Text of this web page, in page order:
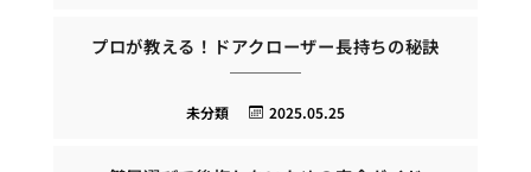
プロが教える！ドアクローザー長持ちの秘訣
2025.05.25
未分類